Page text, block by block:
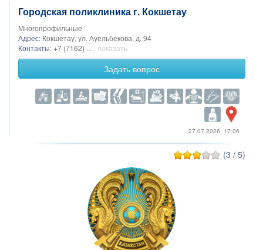
Городская поликлиника г. Кокшетау
Многопрофильные
Адрес: Кокшетау, ул. Ауельбекова, д. 94
Контакты: +7 (7162) ... - показать
Задать вопрос
27.07.2026, 17:06
(3 / 5)